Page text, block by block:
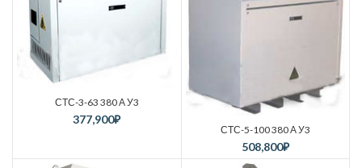
СТС-3-63 380 А У3
377,900₽
СТС-5-100 380 А У3
508,800₽